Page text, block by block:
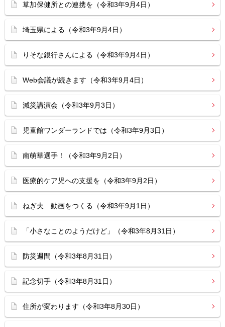
草加保健所との連携を（令和3年9月4日）
埼玉県による（令和3年9月4日）
りそな銀行さんによる（令和3年9月4日）
Web会議が続きます（令和3年9月4日）
減災講演会（令和3年9月3日）
児童館ワンダーランドでは（令和3年9月3日）
南萌華選手！（令和3年9月2日）
医療的ケア児への支援を（令和3年9月2日）
ねぎ夫 動画をつくる（令和3年9月1日）
「小さなことのようだけど」（令和3年8月31日）
防災週間（令和3年8月31日）
記念切手（令和3年8月31日）
住所が変わります（令和3年8月30日）